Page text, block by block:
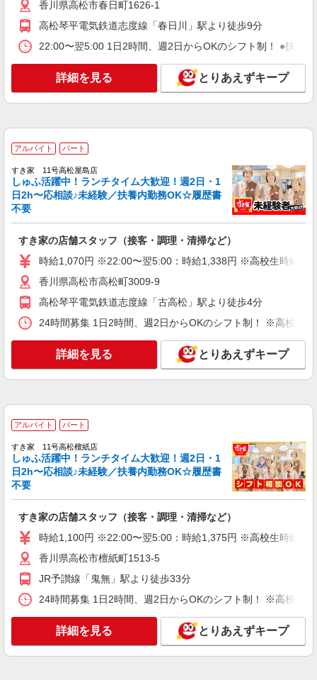
コンパスグループ・ジャパン株式会社 20864_p
調理師【アルバイト・パート】
時給1,300円以上 試用期間中 時給1,300円以上
(試用期間2ヶ月) 残業が発生した場合、残業代を1
分単位で別途支給します。
高松サンポート合同庁舎 （香川県高松市サン
ポート3番33号）
正社員
調理師責任者【正社員】
月給24万円〜26万円 試用期間中 月給24万円〜
代を1分単位で別途支給します。 ※給与は経験や
前職給与に応じて決定します。
高松サンポート合同庁舎 （香川県高松市サン
ポート3番33号）
詳細を見る
アルバイト パート
すき家 11号高松春日店
ど）
香川県高松市春日町1626-1
アルバイト パート
すき家 11号高松屋島店
すき家の店舗スタッフ（接客・調理・清掃な
高校生時給1,040円 ※早朝手当（5:00〜9:00）時給
＋150円
香川県高松市高松町3009-9
アルバイト パート
すき家 11号高松檀紙店
すき家の店舗スタッフ（接客・調理・清掃な
ど）
香川県高松市春日町1626-1
高松琴平電気鉄道志度線「春日川」駅より徒歩9分
22:00〜翌5:00 1日2時間、週2日からOKのシフト制！ ●扶養
詳細を見る とりあえずキープ
アルバイト パート
すき家 11号高松屋島店
しゅふ活躍中！ランチタイム大歓迎！週2日・1
日2h〜応相談♪未経験／扶養内勤務OK☆履歴書
不要
すき家の店舗スタッフ（接客・調理・清掃など）
時給1,070円 ※22:00〜翌5:00：時給1,338円 ※高校生時給
香川県高松市高松町3009-9
高松琴平電気鉄道志度線「古高松」駅より徒歩4分
24時間募集 1日2時間、週2日からOKのシフト制！ ※高校生
詳細を見る とりあえずキープ
アルバイト パート
すき家 11号高松檀紙店
しゅふ活躍中！ランチタイム大歓迎！週2日・1
日2h〜応相談♪未経験／扶養内勤務OK☆履歴書
不要
すき家の店舗スタッフ（接客・調理・清掃など）
時給1,100円 ※22:00〜翌5:00：時給1,375円 ※高校生時給
香川県高松市檀紙町1513-5
JR予讃線「鬼無」駅より徒歩33分
24時間募集 1日2時間、週2日からOKのシフト制！ ※高校生
詳細を見る とりあえずキープ